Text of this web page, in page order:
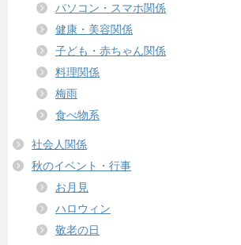
パソコン・スマホ関係
健康・美容関係
子ども・赤ちゃん関係
料理関係
梅雨
食べ物系
社会人関係
秋のイベント・行事
お月見
ハロウィン
敬老の日